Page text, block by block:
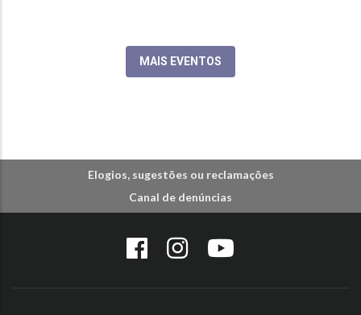
MAIS EVENTOS
Elogios, sugestões ou reclamações
Canal de denúncias